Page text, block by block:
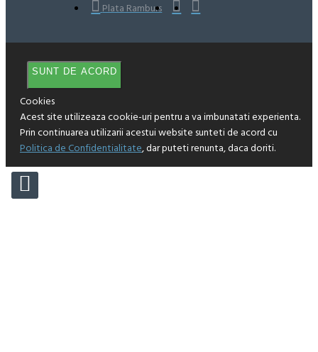
Plata Ramburs
SUNT DE ACORD
Cookies
Acest site utilizeaza cookie-uri pentru a va imbunatati experienta.
Prin continuarea utilizarii acestui website sunteti de acord cu
Politica de Confidentialitate, dar puteti renunta, daca doriti.